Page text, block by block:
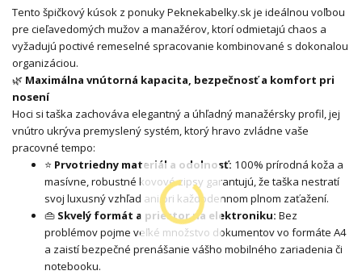
Tento špičkový kúsok z ponuky Peknekabelky.sk je ideálnou voľbou
pre cieľavedomých mužov a manažérov, ktorí odmietajú chaos a
vyžadujú poctivé remeselné spracovanie kombinované s dokonalou
organizáciou.
🌿 Maximálna vnútorná kapacita, bezpečnosť a komfort pri
nosení
Hoci si taška zachováva elegantný a úhľadný manažérsky profil, jej
vnútro ukrýva premyslený systém, ktorý hravo zvládne vaše
pracovné tempo:
⭐ Prvotriedny materiál a odolnosť: 100% prírodná koža a
masívne, robustné kovové zipsy garantujú, že taška nestratí
svoj luxusný vzhľad ani pri každodennom plnom zaťažení.
👜 Skvelý formát a priestor na elektroniku: Bez
problémov pojme veľké množstvo dokumentov vo formáte A4
a zaistí bezpečné prenášanie vášho mobilného zariadenia či
notebooku.